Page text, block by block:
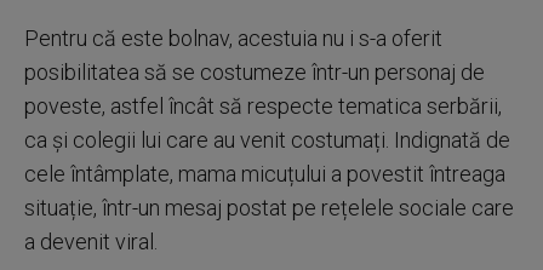
Pentru că este bolnav, acestuia nu i s-a oferit
posibilitatea să se costumeze într-un personaj de
poveste, astfel încât să respecte tematica serbării,
ca și colegii lui care au venit costumați. Indignată de
cele întâmplate, mama micuțului a povestit întreaga
situație, într-un mesaj postat pe rețelele sociale care
a devenit viral.